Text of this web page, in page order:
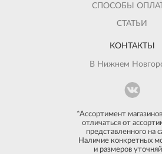
СПОСОБЫ
СТАТЬИ
КОНТАКТЫ
В Нижнем
*Ассортимент
отличаться от
представленного на
Наличие конкретных
и размеров